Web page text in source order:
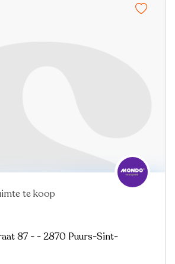
te koop
87 - - 2870 Puurs-Sint-